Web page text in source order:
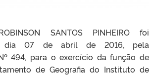
SANTOS PINHEIRO foi
dia 07 de abril de 2016, pela
494, para o exercício da função de
de Geografia do Instituto de